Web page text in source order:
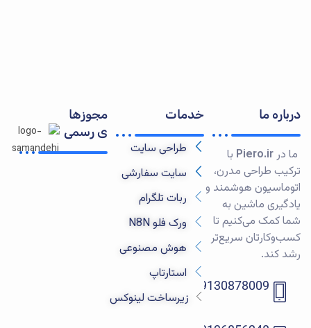
درباره ما
ما در Piero.ir با
ترکیب طراحی مدرن،
اتوماسیون هوشمند و
یادگیری ماشین به
شما کمک می‌کنیم تا
کسب‌وکارتان سریع‌تر
رشد کند.
09130878009
خدمات
طراحی سایت
سایت سفارشی
ربات تلگرام
ورک فلو N8N
هوش مصنوعی
استارتاپ‌
زیرساخت لینوکس
مجوزها
ی رسمی